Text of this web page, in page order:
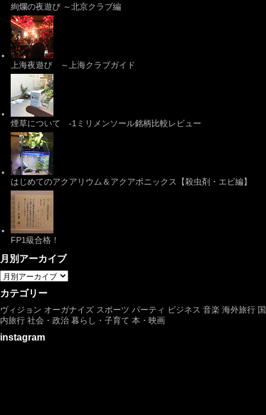
絢爛の夜遊び ～北京クラブ編
上海夜遊び ～上海クラブガイド
煙草について -1ミリメンソール銘柄比較レビュー
はじめてのアクアリウム＆アクアポニックス【殺虫剤・エビ編】
FP1級合格！
月別アーカイブ
カテゴリー
ヴィジョン オーガナイズ スポーツ パーティ ビジネス 音楽 海外旅行 国
内旅行 社会・政治 暮らし・子育て 本・映画
instagram